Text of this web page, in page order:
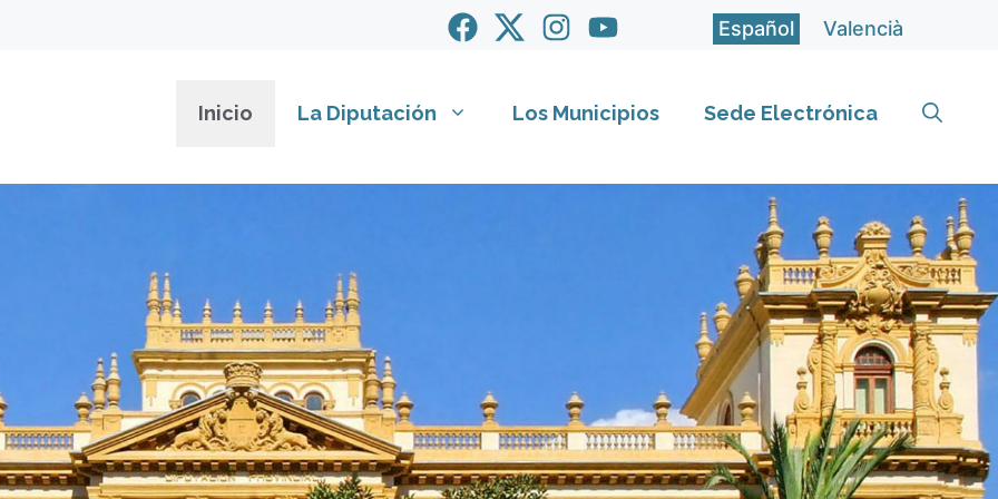
Español Valencià
Inicio La Diputación Los Municipios Sede Electrónica